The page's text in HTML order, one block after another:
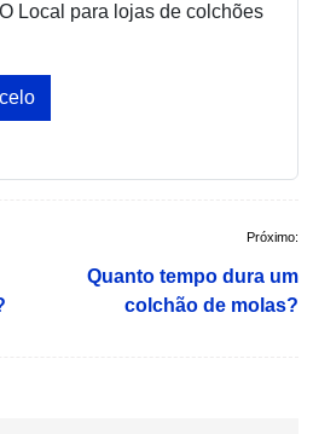
Local para lojas de colchões
Próximo:
Quanto tempo dura um
colchão de molas?